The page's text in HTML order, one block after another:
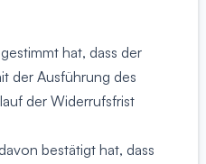
hat, dass der
der Ausführung des
der Widerrufsfrist
bestätigt hat, dass